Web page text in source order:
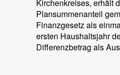
Kirchenkreises, erhält
Plansummenanteil
Finanzgesetz als
ersten Haushaltsjahr
Differenzbetrag als